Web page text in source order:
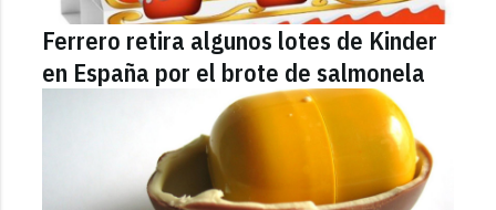
Ferrero retira algunos lotes de Kinder
en España por el brote de salmonela